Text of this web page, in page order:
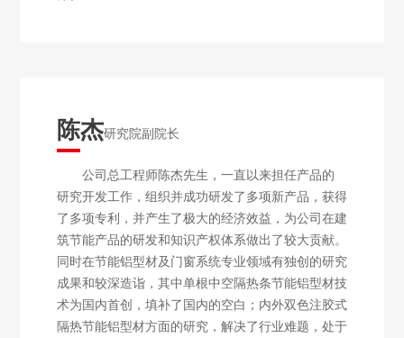
陈杰研究院副院长
公司总工程师陈杰先生，一直以来担任产品的
研究开发工作，组织并成功研发了多项新产品，获得
了多项专利，并产生了极大的经济效益，为公司在建
筑节能产品的研发和知识产权体系做出了较大贡献。
同时在节能铝型材及门窗系统专业领域有独创的研究
成果和较深造诣，其中单根中空隔热条节能铝型材技
术为国内首创，填补了国内的空白；内外双色注胶式
隔热节能铝型材方面的研究，解决了行业难题，处于